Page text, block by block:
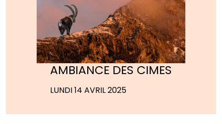
AMBIANCE DES CIMES
LUNDI 14 AVRIL 2025